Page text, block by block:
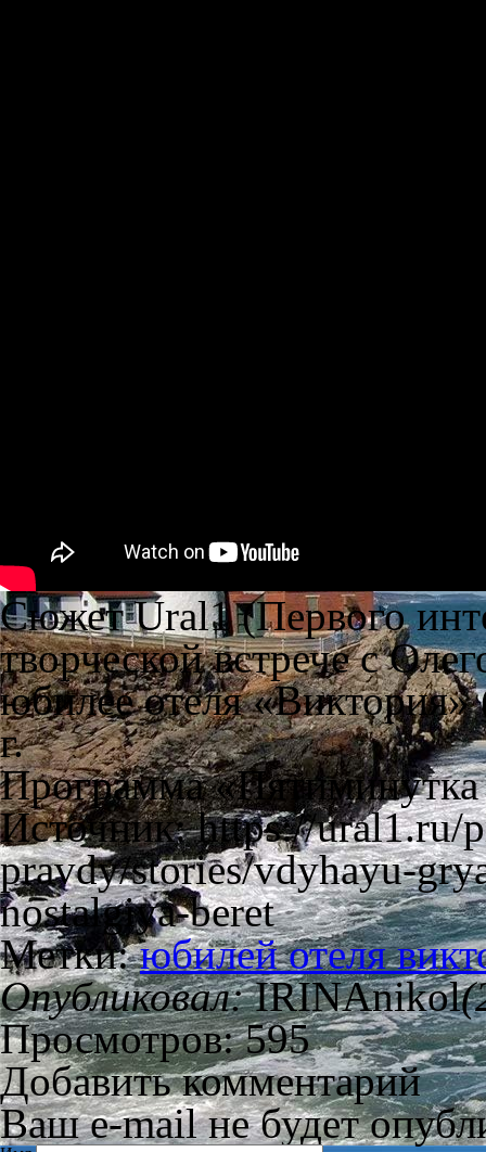
Сюжет Ural1 (Первого
творческой встрече с
юбилее отеля
г.
Программа
Источник: https://ural1.ru/
pravdy/stories/vdyhayu-
nostalgiya-beret
Метки:юбилей отеля
Опубликовал:IRINAnikol
Просмотров: 595
Добавить комментарий
Ваш e-mail не будет